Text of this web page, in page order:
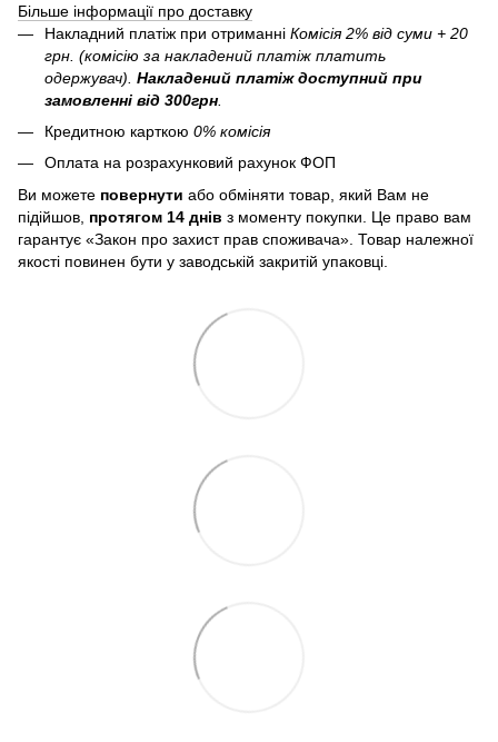
Більше інформації про доставку
Накладний платіж при отриманні Комісія 2% від суми + 20
грн. (комісію за накладений платіж платить
одержувач). Накладений платіж доступний при
замовленні від 300грн
Кредитною карткою 0% комісія
Оплата на розрахунковий рахунок ФОП
Ви можете повернути або обміняти товар, який Вам не
підійшов, протягом 14 днів з моменту покупки. Це право вам
гарантує «Закон про захист прав споживача». Товар належної
якості повинен бути у заводській закритій упаковці.